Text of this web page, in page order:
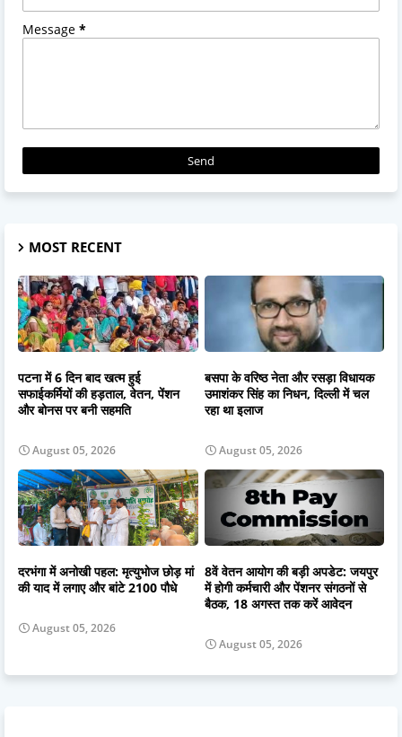
Message *
MOST RECENT
पटना में 6 दिन बाद खत्म हुई
सफाईकर्मियों की हड़ताल, वेतन, पेंशन
और बोनस पर बनी सहमति
August 05, 2026
बसपा के वरिष्ठ नेता और रसड़ा विधायक
उमाशंकर सिंह का निधन, दिल्ली में चल
रहा था इलाज
August 05, 2026
दरभंगा में अनोखी पहल: मृत्युभोज छोड़ मां
की याद में लगाए और बांटे 2100 पौधे
August 05, 2026
8वें वेतन आयोग की बड़ी अपडेट: जयपुर
में होगी कर्मचारी और पेंशनर संगठनों से
बैठक, 18 अगस्त तक करें आवेदन
August 05, 2026